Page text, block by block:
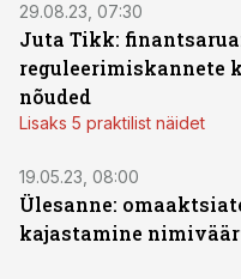
29.08.23, 07:30
Juta Tikk:
reguleerimiskannete
nõuded
Lisaks 5 praktilist näidet
19.05.23, 08:00
Ülesanne:
kajastamine